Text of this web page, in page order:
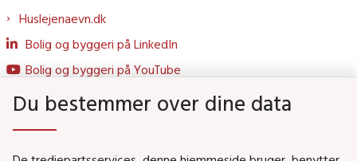
Huslejenaevn.dk
Bolig og byggeri på LinkedIn
Bolig og byggeri på YouTube
Du bestemmer over dine data